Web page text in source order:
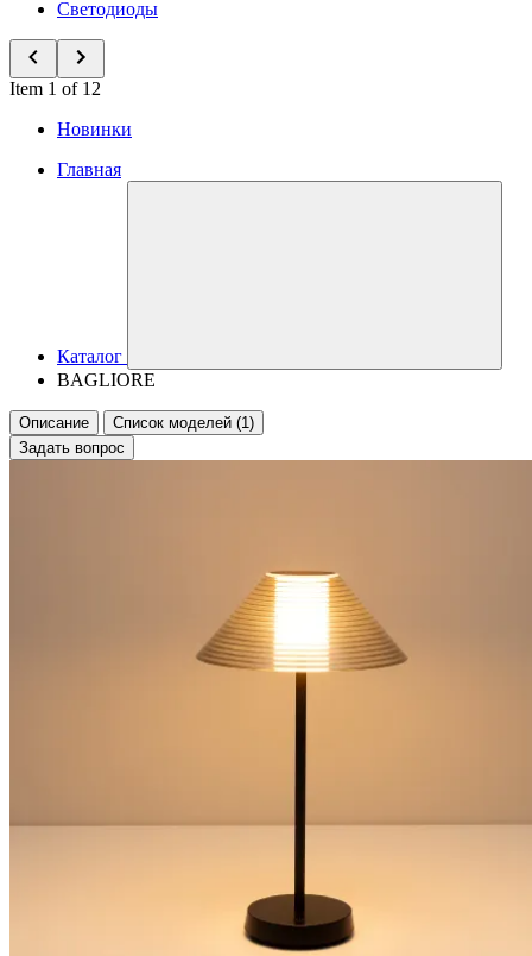
Светодиоды
Item 1 of 12
Новинки
Главная
Каталог
BAGLIORE
Описание
Список моделей (1)
Задать вопрос